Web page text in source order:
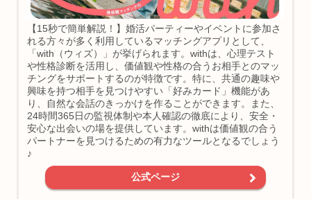
【15秒で簡単解説！】婚活パーティーやイベントに参加さ
れる方々が多く利用しているマッチングアプリとして、
「with（ウィズ）」が挙げられます。withは、心理テスト
や性格診断を活用し、価値観や性格の合うお相手とのマッ
チングをサポートするのが特徴です。特に、共通の趣味や
興味を持つ相手を見つけやすい「好みカード」機能があ
り、自然な会話のきっかけを作ることができます。また、
24時間365日の監視体制や本人確認の徹底により、安全・
安心な出会いの場を提供しています。withは価値観の合う
パートナーを見つけるための有力なツールとなるでしょう
♪
公式ページ